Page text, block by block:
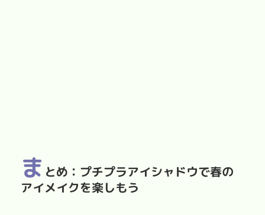
ま とめ：プチプラアイシャドウで春の
アイメイクを楽しもう